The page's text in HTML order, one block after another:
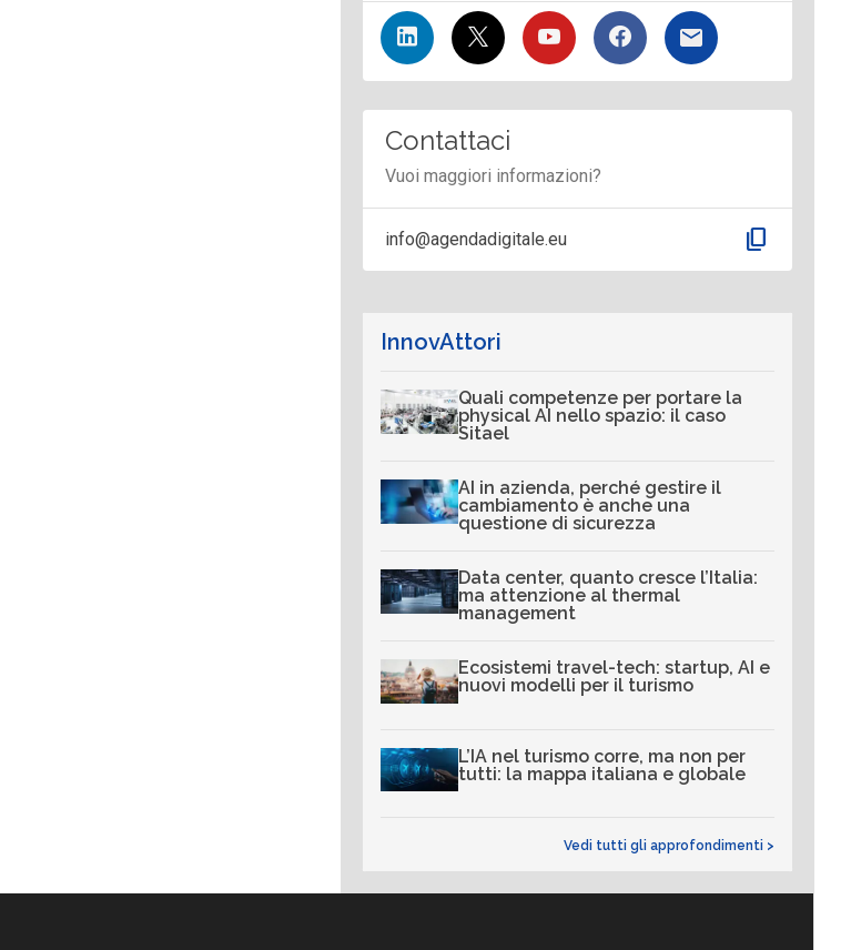
Contattaci
Vuoi maggiori informazioni?
info@agendadigitale.eu content_copy
InnovAttori
Quali competenze per portare la
physical AI nello spazio: il caso
Sitael
AI in azienda, perché gestire il
cambiamento è anche una
questione di sicurezza
Data center, quanto cresce l’Italia:
ma attenzione al thermal
management
Ecosistemi travel-tech: startup, AI e
nuovi modelli per il turismo
L’IA nel turismo corre, ma non per
tutti: la mappa italiana e globale
Vedi tutti gli approfondimenti >